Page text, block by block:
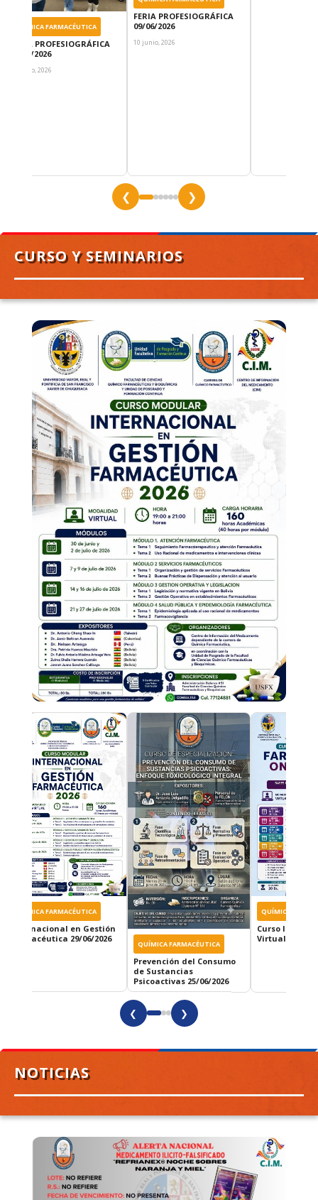
QUÍMICA FARMACÉUTICA
FERIA PROFESIOGRÁFICA
09/06/2026
10 junio, 2026
FERIA PROFESIOGRÁFICA
09/06/2026
10 junio, 2026
❮ ❯
CURSO Y SEMINARIOS
QUÍMICA FARMACÉUTICA
Internacional en Gestión
Farmacéutica 29/06/2026
QUÍMICA FARMACÉUTICA
Prevención del Consumo
de Sustancias
Psicoactivas 25/06/2026
QUÍMICA
Curso
Virtual 16/06/
❮ ❯
NOTICIAS